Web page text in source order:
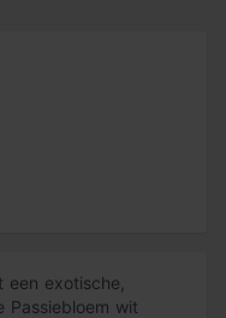
exotische,
Passiebloem wit